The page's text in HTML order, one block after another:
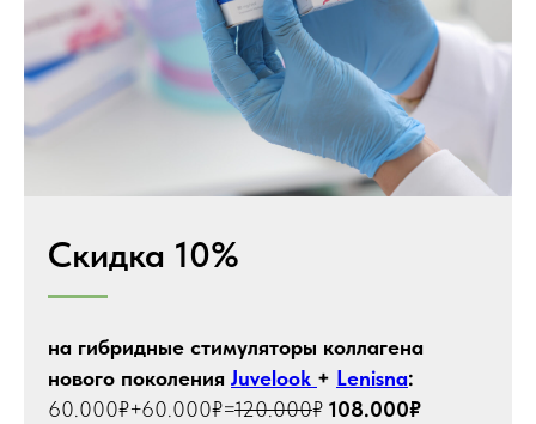
Скидка 10%
на гибридные стимуляторы коллагена
нового поколения Juvelook + Lenisna:
60.000₽+60.000₽=120.000₽ 108.000₽